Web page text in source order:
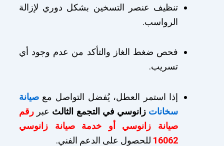
تنظيف عنصر التسخين بشكل دوري لإزالة
الرواسب.
فحص ضغط الغاز والتأكد من عدم وجود أي
تسريب.
إذا استمر العطل، يُفضل التواصل معصيانة
سخانات زانوسي في التجمع الثالث عبررقم
صيانة زانوسي أو خدمة صيانة زانوسي
16062 للحصول على الدعم الفني.